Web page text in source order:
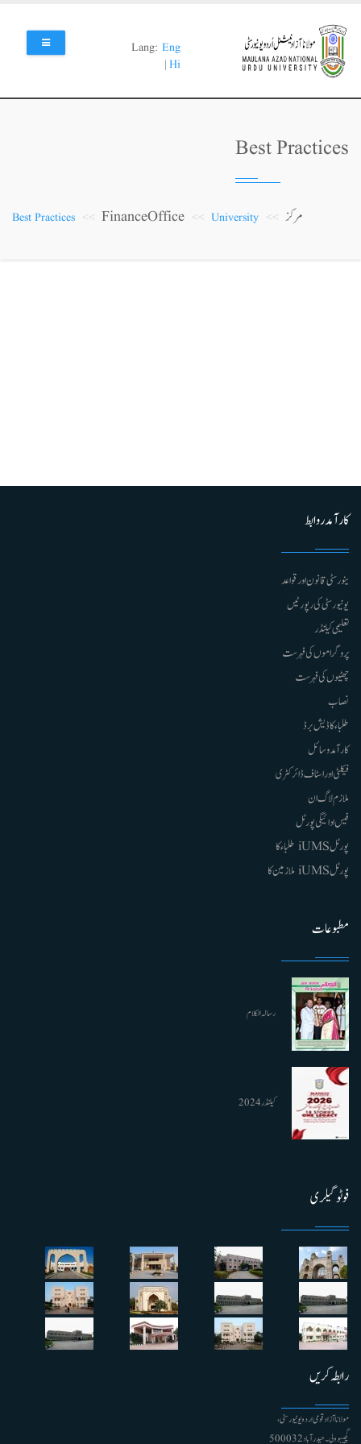
main
content
Lang: Eng
| Hi
Best Practices
مرکز FinanceOffice
کارآمد روابط
ینورسٹی قانون اور قواعد
یونیورسٹی کی رپورٹیں
تعلیمی کیلنڈر
پروگراموں کی فہرست
چھٹیوں کی فہرست
نصاب
طلباء کا ڈیش برڈ
کارآمد وسائل
فیکلٹی اور اسٹاف ڈائرکٹری
ملازم لاگ ان
فیس ادائیگی پورٹل
پورٹل iUMS طلباء کا
پورٹل iUMS ملازمین کا
مطبوعات
رسالہ الکلام
کیلنڈر 2024
فوٹو گیلری
رابطہ کریں
مولانا آزاد قومی اردو یونیورسٹی ،
گچیبوولی۔ حیدرآباد 500032